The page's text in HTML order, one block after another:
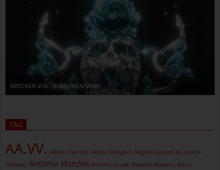
MOCKER VOL. 2. BROKEN MIND
TAG
AA.VV. Alberto Savinio Alessio Mangoni Angela Giussani & Luciana
Giussani Antonio Manzini Antonio Scurati Beatrice Mautino Bruce